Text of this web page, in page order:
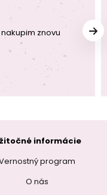
znovu
informácie
program
O nás